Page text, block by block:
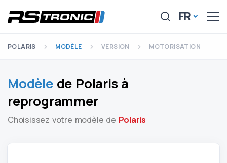
FR
POLARIS MODÈLE VERSION MOTORISATION
Modèlede Polaris à
reprogrammer
Choisissez votre modèle de Polaris